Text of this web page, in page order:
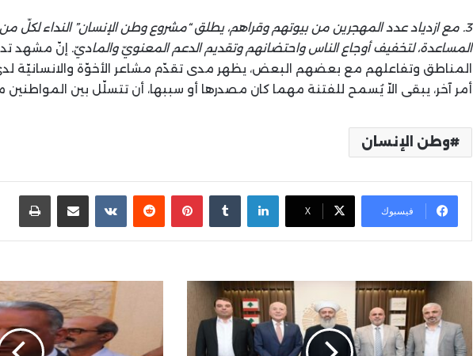
3. مع ازدياد عدد المهجرين من بيوتهم وقراهم، يطلق “مشروع وطن الإنسان” النداء لكلّ من
المساعدة، لتخفيف أوجاع الناس واحتضانهم وتقديم الدعم المعنويّ والماديّ. إنّ مشهد
المناطق وتفاعلهم مع بعضهم البعض، يظهر مدى تقدّم مشاعر الأخوّة والانسانيّة
أمر آخر، يبقى الاّ يُسمح للفتنة مهما كان مصدرها أو سببها، أن تتسلّل بين
وطن الإنسان
فيسبوك X
لينكدإن بينتيريست مشاركة عبر البريد